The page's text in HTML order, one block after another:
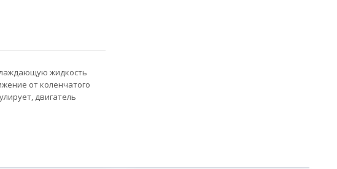
жидкость
от коленчатого
двигатель